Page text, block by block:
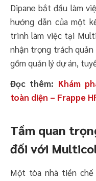
Dipane bắt đầu làm
hướng dẫn của một
trình làm việc tại
nhận trọng trách
gồm quản lý dự án,
Đọc thêm: Khám
toàn diện – Frappe
Tầm quan
đối với
Một tòa nhà tiền